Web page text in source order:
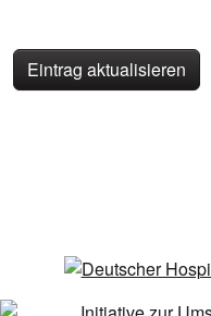
Eintrag aktualisieren